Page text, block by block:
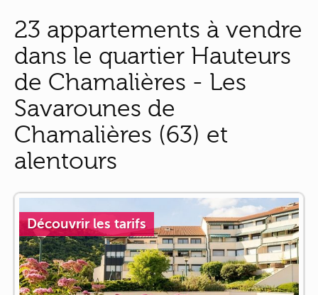
23 appartements à vendre
dans le quartier Hauteurs
de Chamalières - Les
Savarounes de
Chamalières (63) et
alentours
Découvrir les tarifs